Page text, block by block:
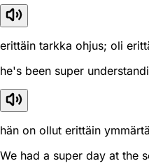
erittäin tarkka ohjus; oli
he's been super
hän on ollut erittäin
We had a super day at the